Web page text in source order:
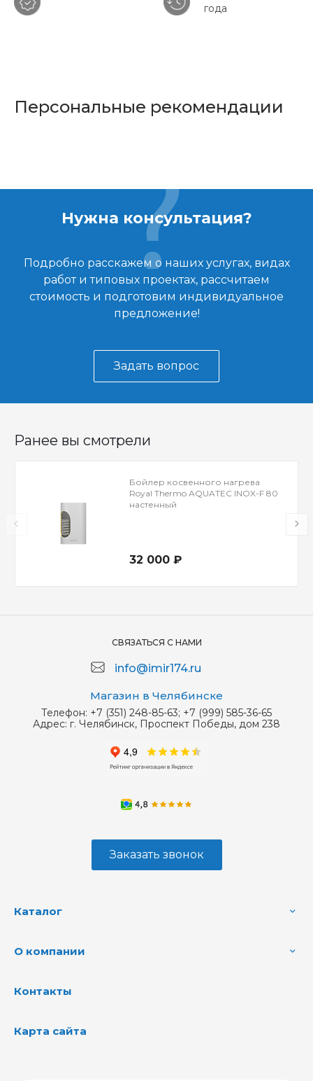
года
Персональные рекомендации
Нужна консультация?
Подробно расскажем о наших услугах, видах
работ и типовых проектах, рассчитаем
стоимость и подготовим индивидуальное
предложение!
Задать вопрос
Ранее вы смотрели
Бойлер косвенного нагрева
Royal Thermo AQUATEC INOX-F 80
настенный
32 000 ₽
СВЯЗАТЬСЯ С НАМИ
info@imir174.ru
Магазин в Челябинске
Телефон: +7 (351) 248-85-63; +7 (999) 585-36-65
Адрес: г. Челябинск, Проспект Победы, дом 238
Заказать звонок
Каталог
О компании
Контакты
Карта сайта